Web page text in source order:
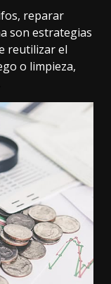
reparar
son estrategias
reutilizar el
o limpieza,